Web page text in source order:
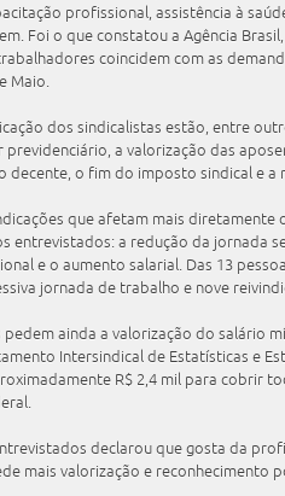
profissional, assistência à
Foi o que constatou a Agência
coincidem com as
Maio.
dos sindicalistas estão, entre
a valorização das
decente, o fim do imposto sindical e a
que afetam mais
entrevistados: a redução da jornada
e o aumento salarial. Das 13
jornada de trabalho e nove
pedem ainda a valorização do salário
Intersindical de Estatísticas e
R$ 2,4 mil para cobrir
declarou que gosta da
mais valorização e reconhecimento